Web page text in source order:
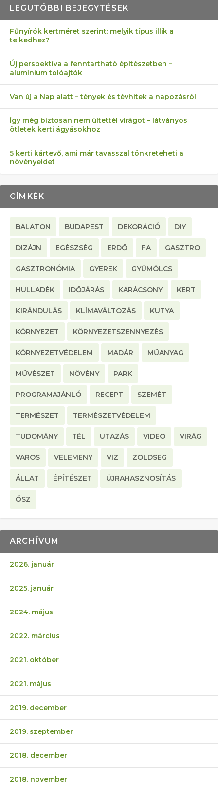
AZ ÖNELLÁTÁS 13 PONTJA
KEZDŐKNEK
6 LEGJOBB NÖVÉNY SZOMSZÉD
ELLEN
AKI ELDOBÁLJA A CIGICSIKKEKET,
AZ EGY KÖ…
FÉLREÉRTETT KERTÉSZKEDÉS:
TÉRKŐ ÉS MURVA
MÁRPEDIG A TŰZIJÁTÉK NEM MENŐ!
LEGUTÓBBI BEJEGYTÉSEK
Fűnyírók kertméret szerint: melyik típus illik a
telkedhez?
Új perspektíva a fenntartható építészetben –
alumínium tolóajtók
Van új a Nap alatt – tények és tévhitek a napozásról
Így még biztosan nem ültettél virágot – látványos
ötletek kerti ágyásokhoz
5 kerti kártevő, ami már tavasszal tönkreteheti a
növényeidet
CÍMKÉK
BALATON BUDAPEST DEKORÁCIÓ DIY
DIZÁJN EGÉSZSÉG ERDŐ FA GASZTRO
GASZTRONÓMIA GYEREK GYÜMÖLCS
HULLADÉK IDŐJÁRÁS KARÁCSONY KERT
KIRÁNDULÁS KLÍMAVÁLTOZÁS KUTYA
KÖRNYEZET KÖRNYEZETSZENNYEZÉS
KÖRNYEZETVÉDELEM MADÁR MŰANYAG
MŰVÉSZET NÖVÉNY PARK
PROGRAMAJÁNLÓ RECEPT SZEMÉT
TERMÉSZET TERMÉSZETVÉDELEM
TUDOMÁNY TÉL UTAZÁS VIDEO VIRÁG
VÁROS VÉLEMÉNY VÍZ ZÖLDSÉG
ÁLLAT ÉPÍTÉSZET ÚJRAHASZNOSÍTÁS
ŐSZ
ARCHÍVUM
2026. január
2025. január
2024. május
2022. március
2021. október
2021. május
2019. december
2019. szeptember
2018. december
2018. november